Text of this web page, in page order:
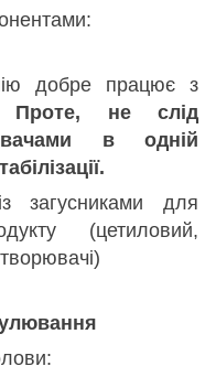
добре працює з
Проте, не слід
в одній
загусниками для
(цетиловий,